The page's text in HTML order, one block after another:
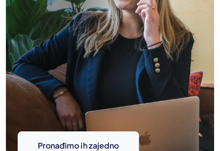
Pronađimo ih zajedno